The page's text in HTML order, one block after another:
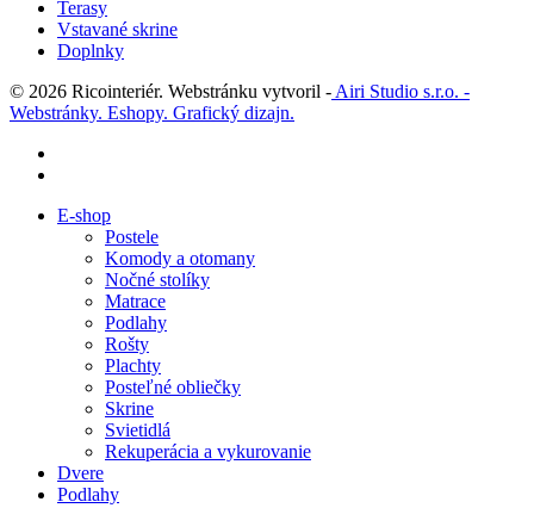
Terasy
Vstavané skrine
Doplnky
© 2026 Ricointeriér. Webstránku vytvoril - Airi Studio s.r.o. -
Webstránky. Eshopy. Grafický dizajn.
Close
E-shop
Postele
Komody a otomany
Nočné stolíky
Matrace
Podlahy
Rošty
Plachty
Posteľné obliečky
Skrine
Svietidlá
Rekuperácia a vykurovanie
Dvere
Podlahy